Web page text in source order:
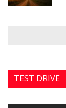
TEST DRIVE